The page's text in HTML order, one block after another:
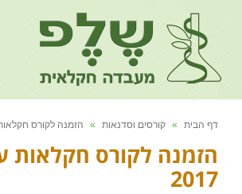
דף הבית » קורסים וסדנאות » הזמנה לקורס חקלאות
הזמנה לקורס חקלאות
2017